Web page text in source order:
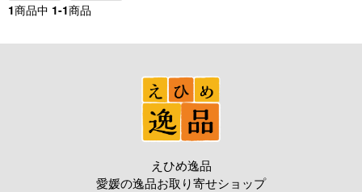
1商品中 1-1商品
えひめ逸品
愛媛の逸品お取り寄せショップ